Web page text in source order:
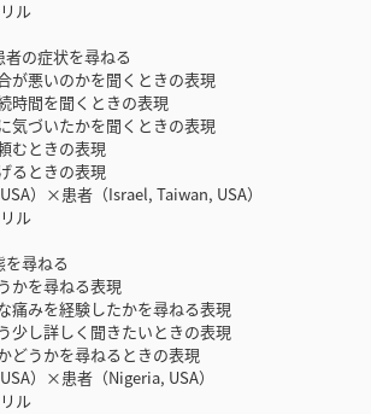
ル
の症状を尋ねる
が悪いのかを聞くときの表現
時間を聞くときの表現
気づいたかを聞くときの表現
むときの表現
るときの表現
）×患者（Israel, Taiwan, USA）
ル
尋ねる
かを尋ねる表現
痛みを経験したかを尋ねる表現
少し詳しく聞きたいときの表現
どうかを尋ねるときの表現
）×患者（Nigeria, USA）
ル